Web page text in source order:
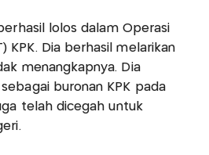
lolos dalam Operasi
KPK. Dia berhasil melarikan
menangkapnya. Dia
buronan KPK pada
telah dicegah untuk